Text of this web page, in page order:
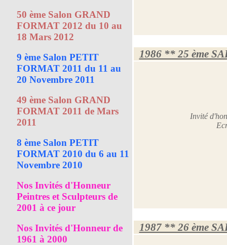
50 ème Salon GRAND
FORMAT 2012 du 10 au
18 Mars 2012
9 ème Salon PETIT
FORMAT 2011 du 11 au
20 Novembre 2011
49 ème Salon GRAND
FORMAT 2011 de Mars
2011
8 ème Salon PETIT
FORMAT 2010 du 6 au 11
Novembre 2010
Nos Invités d'Honneur
Peintres et Sculpteurs de
2001 à ce jour
Nos Invités d'Honneur de
1961 à 2000
1986 ** 25 ème
Invité
1987 ** 26 ème